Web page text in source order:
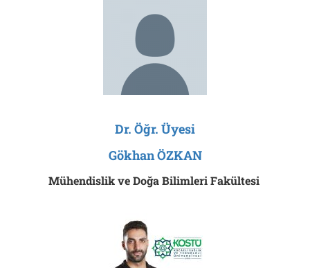
Dr. Öğr. Üyesi
Gökhan ÖZKAN
Mühendislik ve Doğa Bilimleri Fakültesi